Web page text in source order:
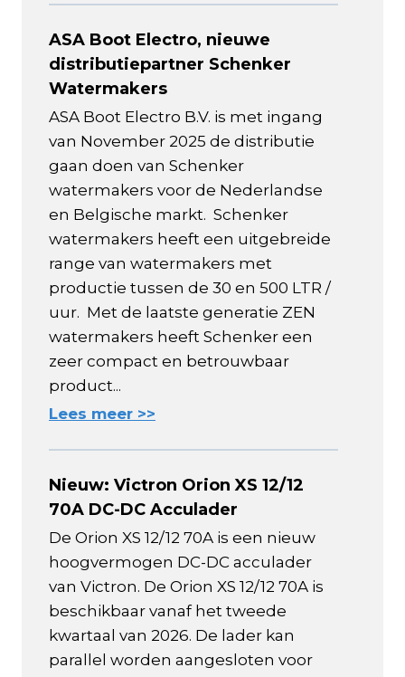
ASA Boot Electro, nieuwe
distributiepartner Schenker
Watermakers
ASA Boot Electro B.V. is met ingang
van November 2025 de distributie
gaan doen van Schenker
watermakers voor de Nederlandse
en Belgische markt. Schenker
watermakers heeft een uitgebreide
range van watermakers met
productie tussen de 30 en 500 LTR /
uur. Met de laatste generatie ZEN
watermakers heeft Schenker een
zeer compact en betrouwbaar
product...
Lees meer >>
Nieuw: Victron Orion XS 12/12
70A DC-DC Acculader
De Orion XS 12/12 70A is een nieuw
hoogvermogen DC-DC acculader
van Victron. De Orion XS 12/12 70A is
beschikbaar vanaf het tweede
kwartaal van 2026. De lader kan
parallel worden aangesloten voor